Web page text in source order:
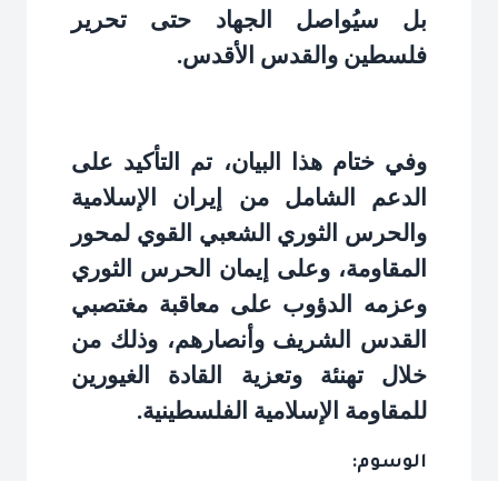
بل سيُواصل الجهاد حتى تحرير
فلسطين والقدس الأقدس.
وفي ختام هذا البيان، تم التأكيد على
الدعم الشامل من إيران الإسلامية
والحرس الثوري الشعبي القوي لمحور
المقاومة، وعلى إيمان الحرس الثوري
وعزمه الدؤوب على معاقبة مغتصبي
القدس الشريف وأنصارهم، وذلك من
خلال تهنئة وتعزية القادة الغيورين
للمقاومة الإسلامية الفلسطينية.
الوسوم: